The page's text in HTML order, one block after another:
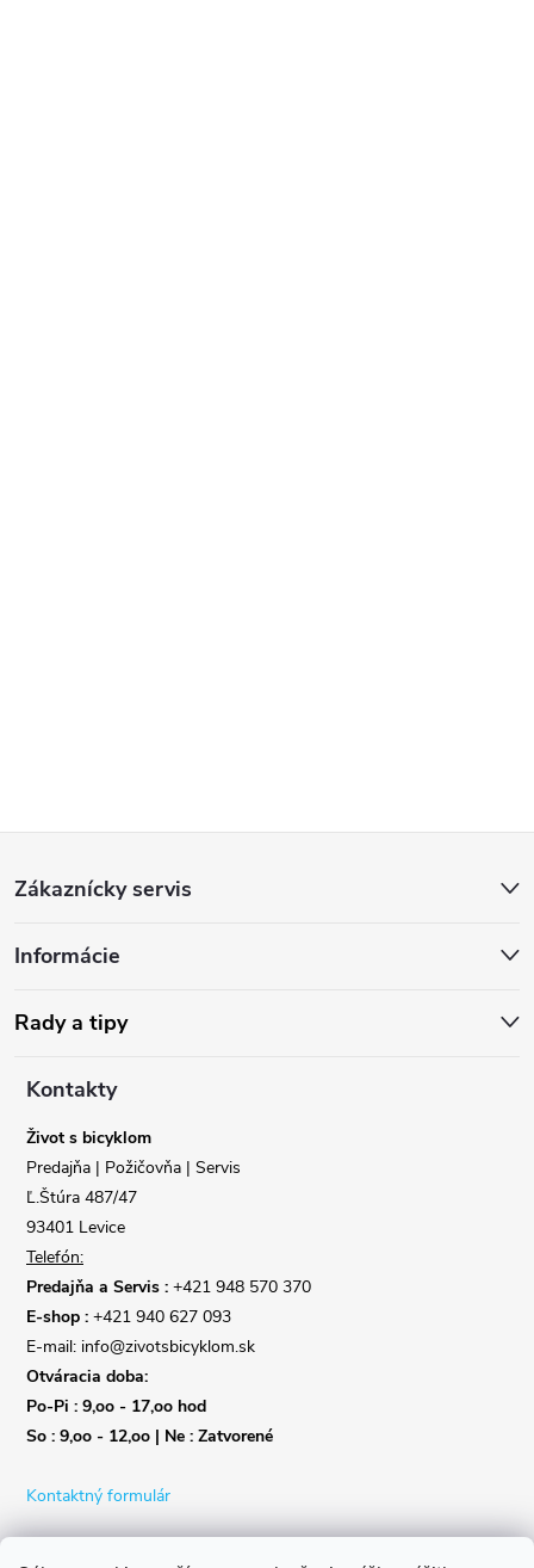
p
ä
Zákaznícky servis
Informácie
Rady a tipy
Kontakty
Život s bicyklom
Predajňa | Požičovňa | Servis
Ľ.Štúra 487/47
93401 Levice
Telefón:
Predajňa a Servis : +421 948 570 370
E-shop : +421 940 627 093
E-mail: info@zivotsbicyklom.sk
Otváracia doba:
Po-Pi : 9,oo - 17,oo hod
So : 9,oo - 12,oo | Ne : Zatvorené
Kontaktný formulár